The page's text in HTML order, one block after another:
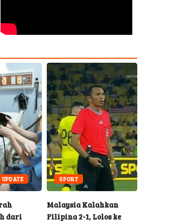
UPDATE
dari
SPORT
Malaysia Kalahkan
Filipina 2-1, Lolos ke